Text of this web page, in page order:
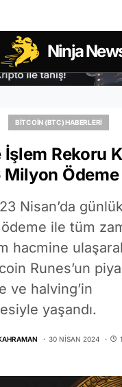
Ninja
BITCOIN (BTC) HABERLERI
Rekoru
Milyon Ödeme
Nisan’da
ile tüm
hacmine
Runes’un
ve halving’in
yaşandı.
30 NISAN 2024